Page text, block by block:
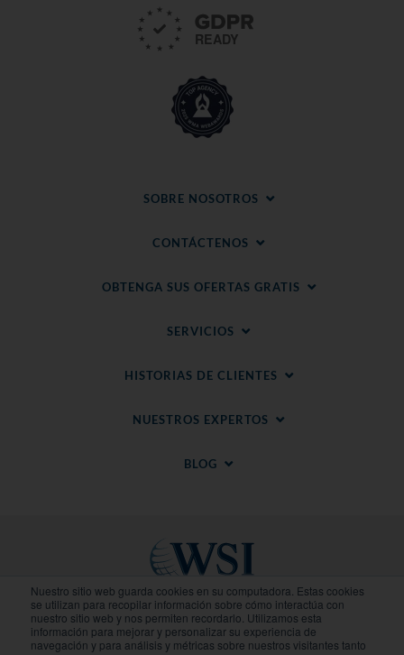
Nuestro sitio web guarda cookies en su computadora. Estas cookies
se utilizan para recopilar información sobre cómo interactúa con
nuestro sitio web y nos permiten recordarlo. Utilizamos esta
información para mejorar y personalizar su experiencia de
navegación y para análisis y métricas sobre nuestros visitantes tanto
SOBRE NOSOTROS
CONTÁCTENOS
OBTENGA SUS OFERTAS GRATIS
SERVICIOS
HISTORIAS DE CLIENTES
NUESTROS EXPERTOS
BLOG
Sitios Regionales